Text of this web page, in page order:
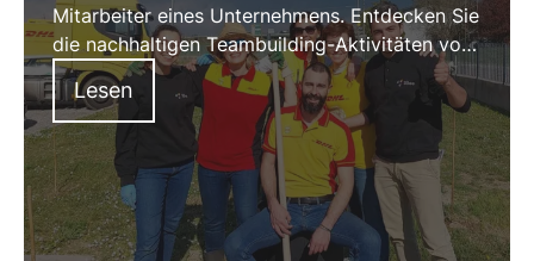
Mitarbeiter eines Unternehmens. Entdecken Sie
die nachhaltigen Teambuilding-Aktivitäten von
3Bee, die sich auf die Entwicklung beruflicher
und individueller Fähigkeiten, ESG-Training und
Umweltverantwortung konzentrieren.
Lesen